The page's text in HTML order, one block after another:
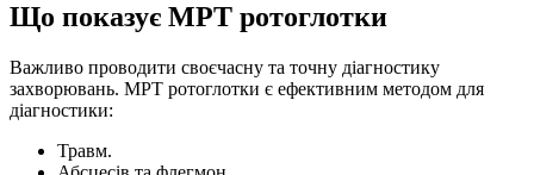
Що показує МРТ ротоглотки
Важливо проводити своєчасну та точну діагностику
захворювань. МРТ ротоглотки є ефективним методом для
діагностики:
Травм.